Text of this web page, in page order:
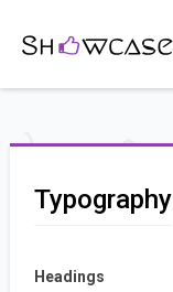
Typography
Headings